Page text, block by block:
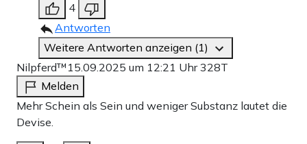
4
Antworten
Weitere Antworten anzeigen (1)
Nilpferd™️ 15.09.2025 um 12:21 Uhr328T
Melden
Mehr Schein als Sein und weniger Substanz lautet die
Devise.